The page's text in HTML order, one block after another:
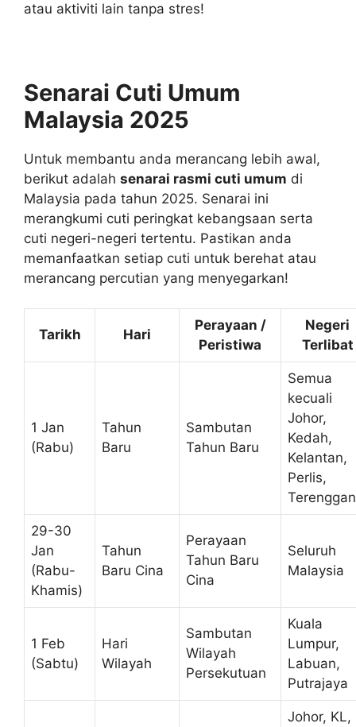
atau aktiviti lain tanpa stres!
Senarai Cuti Umum
Malaysia 2025
Untuk membantu anda merancang lebih awal,
berikut adalah senarai rasmi cuti umum di
Malaysia pada tahun 2025. Senarai ini
merangkumi cuti peringkat kebangsaan serta
cuti negeri-negeri tertentu. Pastikan anda
memanfaatkan setiap cuti untuk berehat atau
merancang percutian yang menyegarkan!
Tarikh Hari
Perayaan /
Peristiwa
Negeri
Terlibat
1 Jan
(Rabu)
Tahun
Baru
Sambutan
Tahun Baru
Semua
kecuali
Johor,
Kedah,
Kelantan,
Perlis,
29-30
Jan
(Rabu-
Khamis)
Tahun
Baru Cina
Perayaan
Tahun Baru
Cina
Seluruh
Malaysia
1 Feb
(Sabtu)
Hari
Wilayah
Sambutan
Wilayah
Persekutuan
Kuala
Lumpur,
Labuan,
Putrajaya
Johor, KL,